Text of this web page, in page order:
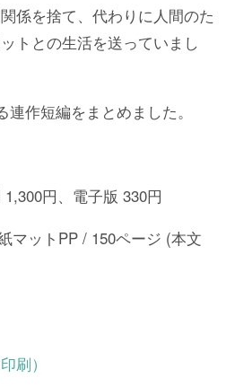
係を捨て、代わりに人間のた
トとの生活を送っていまし
作短編をまとめました。
円、電子版 330円
マットPP / 150ページ (本文
刷）